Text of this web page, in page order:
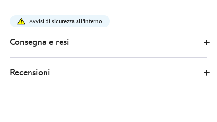
adulti-
disney-
cruise-
ship-
445030881920.html
Avvisi di sicurezza all'interno
Consegna e resi
Recensioni